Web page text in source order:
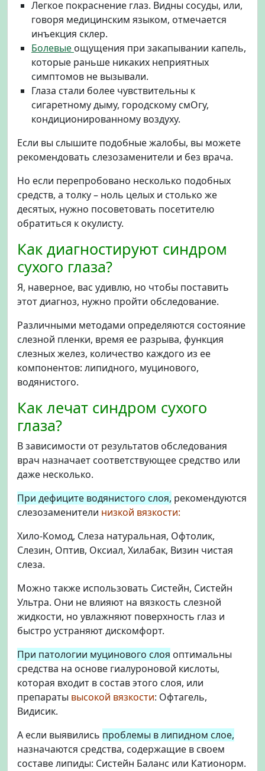
Легкое покраснение глаз. Видны сосуды, или,
говоря медицинским языком, отмечается
инъекция склер.
Болевые ощущения при закапывании капель,
которые раньше никаких неприятных
симптомов не вызывали.
Глаза стали более чувствительны к
сигаретному дыму, городскому смОгу,
кондиционированному воздуху.
Если вы слышите подобные жалобы, вы можете
рекомендовать слезозаменители и без врача.
Но если перепробовано несколько подобных
средств, а толку – ноль целых и столько же
десятых, нужно посоветовать посетителю
обратиться к окулисту.
Как диагностируют синдром
сухого глаза?
Я, наверное, вас удивлю, но чтобы поставить
этот диагноз, нужно пройти обследование.
Различными методами определяются состояние
слезной пленки, время ее разрыва, функция
слезных желез, количество каждого из ее
компонентов: липидного, муцинового,
водянистого.
Как лечат синдром сухого
глаза?
В зависимости от результатов обследования
врач назначает соответствующее средство или
даже несколько.
При дефиците водянистого слоя, рекомендуются
слезозаменители низкой вязкости:
Хило-Комод, Слеза натуральная, Офтолик,
Слезин, Оптив, Оксиал, Хилабак, Визин чистая
слеза.
Можно также использовать Систейн, Систейн
Ультра. Они не влияют на вязкость слезной
жидкости, но увлажняют поверхность глаз и
быстро устраняют дискомфорт.
При патологии муцинового слоя оптимальны
средства на основе гиалуроновой кислоты,
которая входит в состав этого слоя, или
препараты высокой вязкости: Офтагель,
Видисик.
А если выявились проблемы в липидном слое,
назначаются средства, содержащие в своем
составе липиды: Систейн Баланс или Катионорм.